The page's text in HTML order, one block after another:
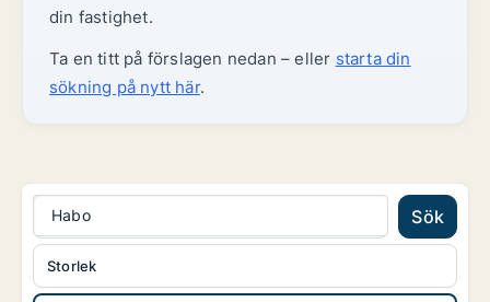
din fastighet.
Ta en titt på förslagen nedan – eller starta din
sökning på nytt här.
Habo Sök
Storlek